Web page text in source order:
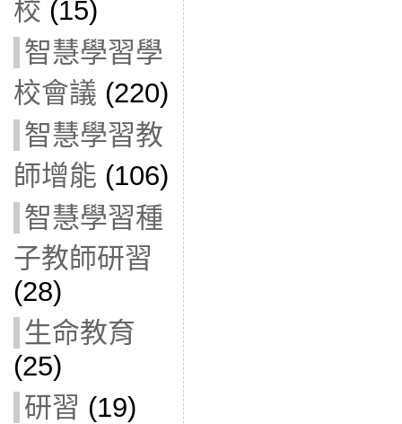
校 (15)
智慧學習學
校會議 (220)
智慧學習教
師增能 (106)
智慧學習種
子教師研習
(28)
生命教育
(25)
研習 (19)